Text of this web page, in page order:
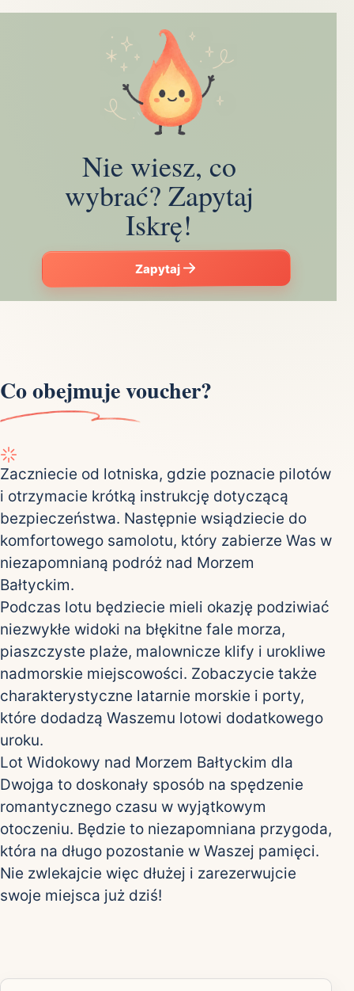
Nie wiesz, co
wybrać? Zapytaj
Iskrę!
Zapytaj
Co obejmuje voucher?
Zaczniecie od lotniska, gdzie poznacie pilotów
i otrzymacie krótką instrukcję dotyczącą
bezpieczeństwa. Następnie wsiądziecie do
komfortowego samolotu, który zabierze Was w
niezapomnianą podróż nad Morzem
Bałtyckim.
Podczas lotu będziecie mieli okazję podziwiać
niezwykłe widoki na błękitne fale morza,
piaszczyste plaże, malownicze klify i urokliwe
nadmorskie miejscowości. Zobaczycie także
charakterystyczne latarnie morskie i porty,
które dodadzą Waszemu lotowi dodatkowego
uroku.
Lot Widokowy nad Morzem Bałtyckim dla
Dwojga to doskonały sposób na spędzenie
romantycznego czasu w wyjątkowym
otoczeniu. Będzie to niezapomniana przygoda,
która na długo pozostanie w Waszej pamięci.
Nie zwlekajcie więc dłużej i zarezerwujcie
swoje miejsca już dziś!